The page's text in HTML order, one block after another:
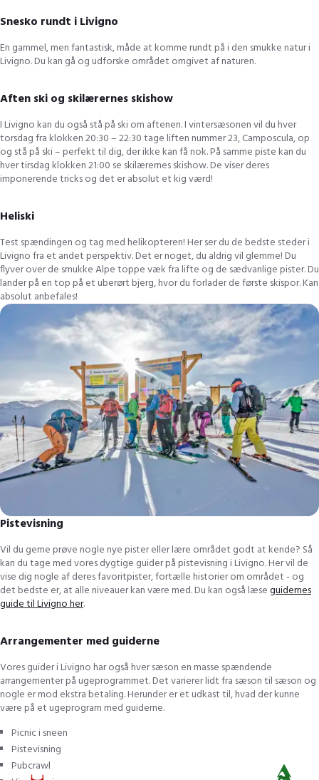
Snesko rundt i Livigno
En gammel, men fantastisk, måde at komme rundt på i den smukke natur i
Livigno. Du kan gå og udforske området omgivet af naturen.
Aften ski og skilærernes skishow
I Livigno kan du også stå på ski om aftenen. I vintersæsonen vil du hver
torsdag fra klokken 20:30 – 22:30 tage liften nummer 23, Camposcula, op
og stå på ski – perfekt til dig, der ikke kan få nok. På samme piste kan du
hver tirsdag klokken 21:00 se skilærernes skishow. De viser deres
imponerende tricks og det er absolut et kig værd!
Heliski
Test spændingen og tag med helikopteren! Her ser du de bedste steder i
Livigno fra et andet perspektiv. Det er noget, du aldrig vil glemme! Du
flyver over de smukke Alpe toppe væk fra lifte og de sædvanlige pister. Du
lander på en top på et uberørt bjerg, hvor du forlader de første skispor. Kan
absolut anbefales!
Pistevisning
Vil du gerne prøve nogle nye pister eller lære området godt at kende? Så
kan du tage med vores dygtige guider på pistevisning i Livigno. Her vil de
vise dig nogle af deres favoritpister, fortælle historier om området - og
det bedste er, at alle niveauer kan være med. Du kan også læseguidernes
guide til Livigno her.
Arrangementer med guiderne
Vores guider i Livigno har også hver sæson en masse spændende
arrangementer på ugeprogrammet. Det varierer lidt fra sæson til sæson og
nogle er mod ekstra betaling. Herunder er et udkast til, hvad der kunne
være på et ugeprogram med guiderne.
Picnic i sneen
Pistevisning
Pubcrawl